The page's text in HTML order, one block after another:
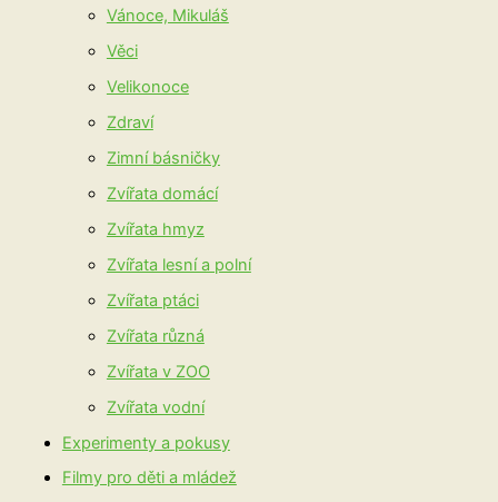
Vánoce, Mikuláš
Věci
Velikonoce
Zdraví
Zimní básničky
Zvířata domácí
Zvířata hmyz
Zvířata lesní a polní
Zvířata ptáci
Zvířata různá
Zvířata v ZOO
Zvířata vodní
Experimenty a pokusy
Filmy pro děti a mládež